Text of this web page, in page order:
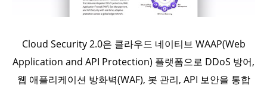
Cloud Security 2.0은 클라우드 네이티브 WAAP(Web
Application and API Protection) 플랫폼으로 DDoS 방어,
웹 애플리케이션 방화벽(WAF), 봇 관리, API 보안을 통합